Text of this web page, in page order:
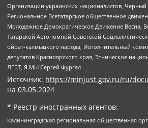
Организации украинских националистов, Черный
Региональное Всетатарское общественное
Молодежное Демократическое Движение Весна,
Татарской Автономной Советской
ойрат-калмыцкого народа, Исполнительный
депутатов Красноярского края, Этническое
ЛГБТ, Я.МЫ Сергей Фургал
Источник: https://minjust.gov.ru/ru/
на 03.05.2024
* Реестр иностранных агентов:
Калининградская региональная общественная организация "Экозащита!-Женсовет", Фонд содействия защите прав и свобод граждан "Общественный вердикт", Фонд "Институт Развития Свободы Информации", Частное учреждение "Информационное агентство МЕМО. РУ", Региональная общественная организация "Общественная комиссия по сохранению наследия академика Сахарова", Фонд поддержки свободы прессы, Санкт-Петербургская общественная правозащитная организация "Гражданский контроль", Межрегиональная общественная организация "Информационно-просветительский центр "Мемориал", Региональный Фонд "Центр Защиты Прав Средств Массовой Информации", с 05.12.2023 Фонд "Центр Защиты Прав Средств массовой информации", Региональная общественная благотворительная организация помощи беженцам и мигрантам "Гражданское содействие", Негосударственное образовательное учреждение дополнительного профессионального образования (повышение квалификации) специалистов "АКАДЕМИЯ ПО ПРАВАМ ЧЕЛОВЕКА", Свердловская региональная общественная организация "Сутяжник", Автономная некоммерческая организация "Центр независимых социологических исследований", Союз общественных объединений "Российский исследовательский центр по правам человека", Региональное общественное учреждение научно-информационный центр "МЕМОРИАЛ", Некоммерческая организация "Фонд защиты гласности", Автономная некоммерческая организация "Институт прав человека", Городская общественная организация "Екатеринбургское общество "МЕМОРИАЛ", Городская общественная организация "Рязанское историко-просветительское и правозащитное общество "Мемориал" (Рязанский Мемориал), Челябинский региональный орган общественной самодеятельности – женское общественное объединение "Женщины Евразии", Челябинский региональный орган общественной самодеятельности "Уральская правозащитная группа", Фонд содействия защите здоровья и социальной справедливости имени Андрея Рылькова, Автономная Некоммерческая Организация "Аналитический Центр Юрия Левады", Автономная некоммерческая организация социальной поддержки населения "Проект Апрель", Региональная общественная организация помощи женщинам и детям, находящимся в кризисной ситуации "Информационно-методический центр "Анна", Фонд содействия развитию массовых коммуникаций и правовому просвещению "Так-так-Так", Фонд содействия устойчивому развитию "Серебряная тайга", Свердловский региональный общественный фонд социальных проектов "Новое время", "Idel.Реалии", Кавказ.Реалии, Крым.Реалии, Телеканал Настоящее Время, Татаро-башкирская служба Радио Свобода (Azatliq Radiosi), Радио Свободная Европа/Радио Свобода (PCE/PC), "Сибирь.Реалии", "Фактограф", Благотворительный фонд помощи осужденным и их семьям, Автономная некоммерческая организация "Институт глобализации и социальных движений", Фонд "В защиту прав заключенных", Частное учреждение "Центр поддержки и содействия развитию средств массовой информации", Пензенский региональный общественный благотворительный фонд "Гражданский союз", "Север.Реалии", Некоммерческая организация Фонд "Правовая инициатива", Общество с ограниченной ответственностью "Радио Свободная Европа/Радио Свобода", Чешское информационное агентство "MEDIUM-ORIENT", Красноярская региональная общественная организация "Мы против СПИДа", Камалягин Денис Николаевич, Маркелов Сергей Евгеньевич, Пономарев Лев Александрович, Савицкая Людмила Алексеевна, Автономная некоммерческая организация "Центр по работе с проблемой насилия "НАСИЛИЮ.НЕТ", Межрегиональный профессиональный союз работников здравоохранения "Альянс врачей", Юридическое лицо, зарегистрированное в Латвийской Республике, SIA "Medusa Project" (регистрационный номер 40103797863, дата регистрации 10.06.2014), Некоммерческая организация "Фонд по борьбе с коррупцией", Автономная некоммерческая организация "Институт права и публичной политики", Баданин Роман Сергеевич, Гликин Максим Александрович, Железнова Мария Михайловна, Лукьянова Юлия Сергеевна, Маетная Елизавета Витальевна, Маняхин Петр Борисович, Чуракова Ольга Владимировна, Ярош Юлия Петровна, Юридическое лицо "The Insider SIA", зарегистрированное в Риге, Латвийская Республика (дата регистрации 26.06.2015), являющееся администратором доменного имени интернет-издания "The Insider SIA", https://theins.ru, Постернак Алексей Евгеньевич, Рубин Михаил Аркадьевич, Анин Роман Александрович, Юридическое лицо Istories fonds, зарегистрированное в Латвийской Республике (регистрационный номер 50008295751, дата регистрации 24.02.2020), Великовский Дмитрий Александрович, Долинина Ирина Николаевна, Мароховская Алеся Алексеевна, Шлейнов Роман Юрьевич, Шмагун Олеся Валентиновна, Общество с ограниченной ответственностью "Альтаир 2021", Общество с ограниченной ответственностью "Вега 2021", Общество с ограниченной ответственностью "Главный редактор 2021", Общество с ограниченной ответственностью "Ромашки монолит", Важенков Артем Валерьевич, Ивановская областная общественная организация "Центр гендерных исследований", Гурман Юрий Альбертович, Медиапроект "ОВД-Инфо", Егоров Владимир Владимирович, Жилинский Владимир Александрович, Общество с ограниченной ответственностью "ЗП", Иванова София Юрьевна, Карезина Инна Павловна, Кильтау Екатерина Викторовна, Петров Алексей Викторович, Пискунов Сергей Евгеньевич, Смирнов Сергей Сергеевич, Тихонов Михаил Сергеевич, Общество с ограниченной ответственностью "ЖУРНАЛИСТ-ИНОСТРАННЫЙ АГЕНТ", Арапова Галина Юрьевна, Вольтская Татьяна Анатольевна, Американская компания "Mason G.E.S. Anonymous Foundation" (США), являющаяся владельцем интернет-издания https://mnews.world/, Компания "Stichting Bellingcat", зарегистрированная в Нидерландах (дата регистрации 11.07.2018), Захаров Андрей Вячеславович, Клепиковская Екатерина Дмитриевна, Общество с ограниченной ответственностью "МЕМО", Перл Роман Александрович, Симонов Евгений Алексеевич, Соловьева Елена Анатольевна, Сотников Даниил Владимирович, Сурначева Елизавета Дмитриевна, Автономная некоммерческая организация по защите прав человека и информированию населения "Якутия – Наше Мнение", Общество с ограниченной ответственностью "Москоу диджитал медиа", с 26.01.2023 Общество с ограниченной ответственностью "Чайка Белые сады", Ветошкина Валерия Валерьевна, Заговора Максим Александрович, Межрегиональное общественное движение "Российская ЛГБТ - сеть", Оленичев Максим Владимирович, Павлов Иван Юрьевич, Скворцова Елена Сергеевна, Общество с ограниченной ответственностью "Как бы инагент", Кочетков Игорь Викторович, Общество с ограниченной ответственностью "Честные выборы", Еланчик Олег Александрович, Общество с ограниченной ответственностью "Нобелевский призыв", Гималова Регина Эмилевна, Григорьев Андрей Валерьевич, Григорьева Алина Александровна, Ассоциация по содействию защите прав призывников, альтернативнослужащих и военнослужащих "Правозащитная группа "Гражданин.Армия.Право",